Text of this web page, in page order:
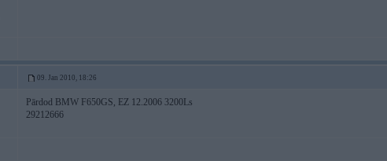
09. Jan 2010, 18:26
Pārdod BMW F650GS, EZ 12.2006 3200Ls
29212666